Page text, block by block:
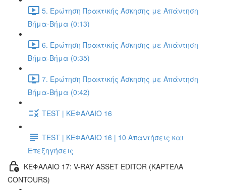
5. Ερώτηση Πρακτικής Άσκησης με Απάντηση
Βήμα-Βήμα (0:13)
6. Ερώτηση Πρακτικής Άσκησης με Απάντηση
Βήμα-Βήμα (0:35)
7. Ερώτηση Πρακτικής Άσκησης με Απάντηση
Βήμα-Βήμα (0:42)
TEST | ΚΕΦΑΛΑΙΟ 16
TEST | ΚΕΦΑΛΑΙΟ 16 | 10 Απαντήσεις και
Επεξηγήσεις
ΚΕΦΑΛΑΙΟ 17: V-RAY ASSET EDITOR (ΚΑΡΤΈΛΑ
CONTOURS)